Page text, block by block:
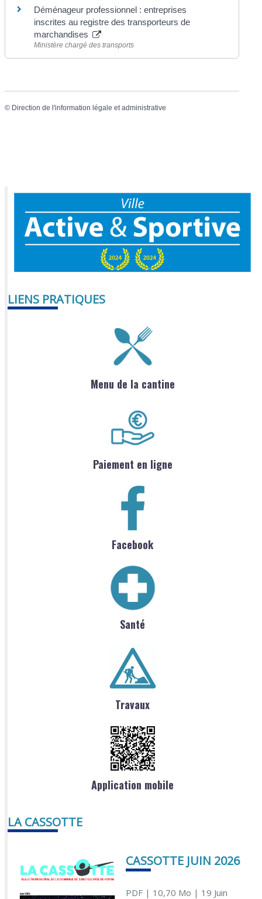
Déménageur professionnel : entreprises
inscrites au registre des transporteurs de
marchandises
Ministère chargé des transports
© Direction de l'information légale et administrative
LIENS PRATIQUES
Menu de la cantine
Paiement en ligne
Facebook
Santé
Travaux
Application mobile
LA CASSOTTE
CASSOTTE JUIN 2026
PDF| 10,70 Mo | 19 Juin